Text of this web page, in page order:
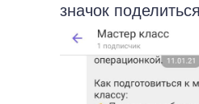
значок
всплывающем
"Пригласить
контакты, с кем
поделиться.